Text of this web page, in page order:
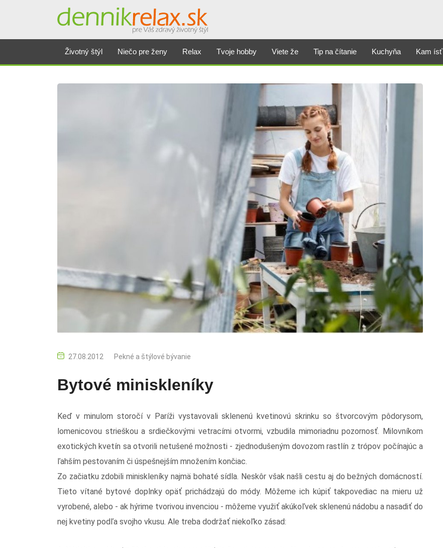
Životný štýl Niečo pre ženy Relax Tvoje hobby Viete že Tip na čítanie Kuchyňa Kam ísť
27.08.2012 Pekné a štýlové bývanie
Bytové miniskleníky
Keď v minulom storočí v Paríži vystavovali sklenenú kvetinovú skrinku so štvorcovým pôdorysom,
lomenicovou strieškou a srdiečkovými vetracími otvormi, vzbudila mimoriadnu pozornosť. Milovníkom
exotických kvetín sa otvorili netušené možnosti - zjednodušeným dovozom rastlín z trópov počínajúc a
ľahším pestovaním či úspešnejším množením končiac.
Zo začiatku zdobili miniskleníky najmä bohaté sídla. Neskôr však našli cestu aj do bežných domácností.
Tieto vítané bytové doplnky opäť prichádzajú do módy. Môžeme ich kúpiť takpovediac na mieru už
vyrobené, alebo - ak hýrime tvorivou invenciou - môžeme využiť akúkoľvek sklenenú nádobu a nasadiť do
nej kvetiny podľa svojho vkusu. Ale treba dodržať niekoľko zásad: